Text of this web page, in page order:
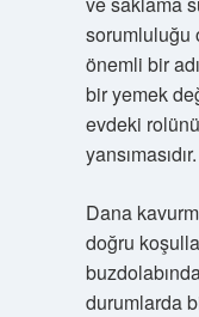
sorumluluğu
önemli bir
bir yemek
evdeki
yansımasıdır.
Dana
doğru
durumlarda